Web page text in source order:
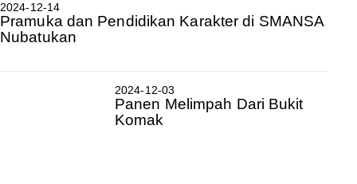
2024-12-14
Pramuka dan Pendidikan Karakter di SMANSA
Nubatukan
2024-12-03
Panen Melimpah Dari Bukit
Komak